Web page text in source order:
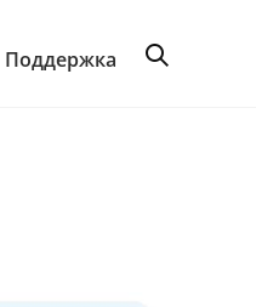
Поддержка